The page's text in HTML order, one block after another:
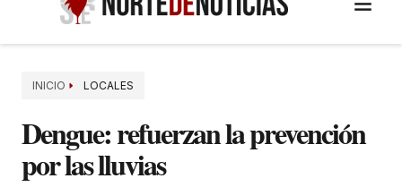
INICIO LOCALES
Dengue: refuerzan la prevención
por las lluvias